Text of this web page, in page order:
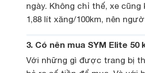
ngày. Không chỉ thế, xe
1,88 lít xăng/100km, nên
3. Có nên mua SYM Elite 50
Với những gì được trang bị